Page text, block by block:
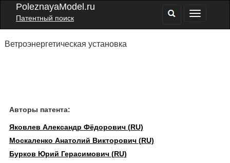
PoleznayaModel.ru
Патентный поиск
Ветроэнергетическая установка
Авторы патента:
Яковлев Александр Фёдорович (RU)
Москаленко Анатолий Викторович (RU)
Бурков Юрий Герасимович (RU)